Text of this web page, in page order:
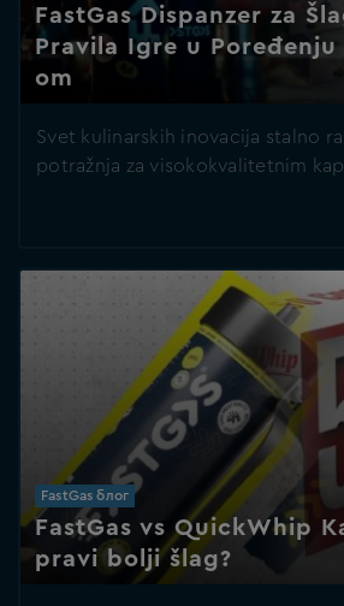
FastGas Dispanzer za
Pravila Igre u Poređenju
om
Svet kulinarskih inovacija stalno
potražnja za visokokvalitetnim
FastGas блог
FastGas vs QuickWhip
pravi bolji šlag?